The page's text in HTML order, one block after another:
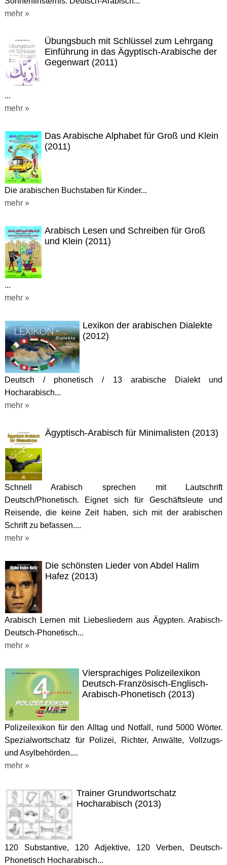
mehr »
Übungsbuch mit Schlüssel zum Lehrgang
Einführung in das Ägyptisch-Arabische der
Gegenwart (2011)
...
mehr »
Das Arabische Alphabet für Groß und Klein
(2011)
Die arabischen Buchstaben für Kinder...
mehr »
Arabisch Lesen und Schreiben für Groß
und Klein (2011)
...
mehr »
Lexikon der arabischen Dialekte
(2012)
Deutsch / phonetisch / 13 arabische Dialekt und
Hocharabisch...
mehr »
Ägyptisch-Arabisch für Minimalisten (2013)
Schnell Arabisch sprechen mit Lautschrift
Deutsch/Phonetisch. Eignet sich für Geschäftsleute und
Reisende, die keine Zeit haben, sich mit der arabischen
Schrift zu befassen....
mehr »
Die schönsten Lieder von Abdel Halim
Hafez (2013)
Arabisch Lernen mit Liebesliedern aus Ägypten. Arabisch-
Deutsch-Phonetisch...
mehr »
Viersprachiges Polizeilexikon
Deutsch-Französisch-Englisch-
Arabisch-Phonetisch (2013)
Polizeilexikon für den Alltag und Notfall, rund 5000 Wörter.
Spezialwortschatz für Polizei, Richter, Anwälte, Vollzugs-
und Asylbehörden....
mehr »
Trainer Grundwortschatz
Hocharabisch (2013)
120 Substantive, 120 Adjektive, 120 Verben, Deutsch-
Phonetisch Hocharabisch...